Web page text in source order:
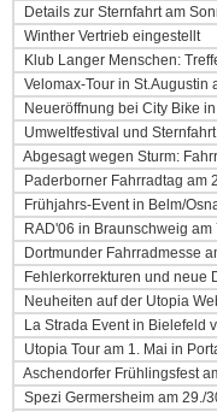
Details zur Sternfahrt am
Winther Vertrieb eingestellt
Klub Langer Menschen:
Velomax-Tour in St.Augustin
Neueröffnung bei City Bike
Umweltfestival und
Abgesagt wegen Sturm:
Paderborner Fahrradtag am
Frühjahrs-Event in Belm/
RAD'06 in Braunschweig am
Dortmunder Fahrradmesse
Fehlerkorrekturen und neue
Neuheiten auf der Utopia
La Strada Event in Bielefeld
Utopia Tour am 1. Mai in
Aschendorfer Frühlingsfest
Spezi Germersheim am 29./